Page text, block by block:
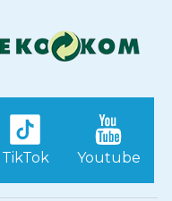
TikTok Youtube